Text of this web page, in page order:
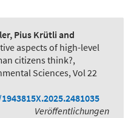
Pius Krütli and
aspects of high-level
citizens think?,
Sciences, Vol 22
Veröffentlichungen